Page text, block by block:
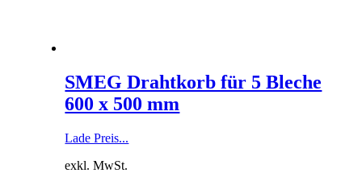
SMEG Drahtkorb für 5 Bleche
600 x 500 mm
Lade Preis...
exkl. MwSt.